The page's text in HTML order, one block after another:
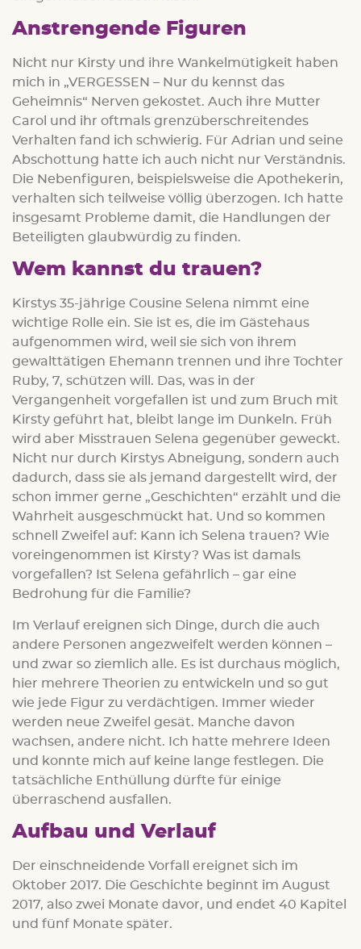
Anstrengende Figuren
Nicht nur Kirsty und ihre Wankelmütigkeit haben
mich in „VERGESSEN – Nur du kennst das
Geheimnis“ Nerven gekostet. Auch ihre Mutter
Carol und ihr oftmals grenzüberschreitendes
Verhalten fand ich schwierig. Für Adrian und seine
Abschottung hatte ich auch nicht nur Verständnis.
Die Nebenfiguren, beispielsweise die Apothekerin,
verhalten sich teilweise völlig überzogen. Ich hatte
insgesamt Probleme damit, die Handlungen der
Beteiligten glaubwürdig zu finden.
Wem kannst du trauen?
Kirstys 35-jährige Cousine Selena nimmt eine
wichtige Rolle ein. Sie ist es, die im Gästehaus
aufgenommen wird, weil sie sich von ihrem
gewalttätigen Ehemann trennen und ihre Tochter
Ruby, 7, schützen will. Das, was in der
Vergangenheit vorgefallen ist und zum Bruch mit
Kirsty geführt hat, bleibt lange im Dunkeln. Früh
wird aber Misstrauen Selena gegenüber geweckt.
Nicht nur durch Kirstys Abneigung, sondern auch
dadurch, dass sie als jemand dargestellt wird, der
schon immer gerne „Geschichten“ erzählt und die
Wahrheit ausgeschmückt hat. Und so kommen
schnell Zweifel auf: Kann ich Selena trauen? Wie
voreingenommen ist Kirsty? Was ist damals
vorgefallen? Ist Selena gefährlich – gar eine
Bedrohung für die Familie?
Im Verlauf ereignen sich Dinge, durch die auch
andere Personen angezweifelt werden können –
und zwar so ziemlich alle. Es ist durchaus möglich,
hier mehrere Theorien zu entwickeln und so gut
wie jede Figur zu verdächtigen. Immer wieder
werden neue Zweifel gesät. Manche davon
wachsen, andere nicht. Ich hatte mehrere Ideen
und konnte mich auf keine lange festlegen. Die
tatsächliche Enthüllung dürfte für einige
überraschend ausfallen.
Aufbau und Verlauf
Der einschneidende Vorfall ereignet sich im
Oktober 2017. Die Geschichte beginnt im August
2017, also zwei Monate davor, und endet 40 Kapitel
und fünf Monate später.